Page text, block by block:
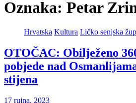
Oznaka: Petar
Hrvatska Kultura Ličko senjska
OTOČAC: Obilježeno
pobjede nad
stijena
17 rujna, 2023